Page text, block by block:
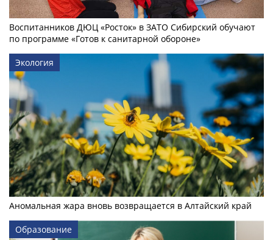
Воспитанников ДЮЦ «Росток» в ЗАТО Сибирский обучают
по программе «Готов к санитарной обороне»
Экология
Аномальная жара вновь возвращается в Алтайский край
Образование